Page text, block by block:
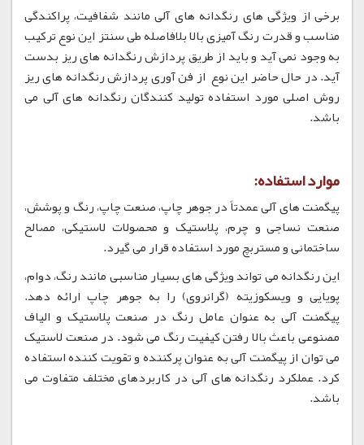
برخی از ویژگی های رنگدانه های آلی مانند شفافیت، پراکندگی
مناسب و قدرت رنگ آمیزی بالا بلافاصله طی سنتز این نوع ترکیب
به وجود نمی آید و باید از طریق پردازش رنگدانه های ریز بدست
آید. در حال حاضر این نوع از فن آوری پردازش رنگدانه های ریز
روش اصلی مورد استفاده تولید کنندگان رنگدانه های آلی می
باشد.
موارد استفاده:
پیگمنت های آلی عمدتاً در جوهر چاپ، صنعت چاپ، رنگ و پوشش،
صنعت نساجی و چرم، پلاستیک و محصولات لاستیکی، مصالح
ساختمانی و مستربچ مورد استفاده قرار می گیرد.
این رنگدانه می تواند ویژگی های بسیار مناسبی مانند رنگ، دوام،
پویایی و ویسکوزیته (گرانروی) را به جوهر چاپ ارائه دهد.
پیگمنت آلی به عنوان عامل رنگ در صنعت پلاستیک و الیاف
مصنوعی باعث بالا رفتن کیفیت رنگ می شود. در صنعت لاستیک
می توان از پیگمنت آلی به عنوان پرکننده و تقویت کننده استفاده
کرد. عملکرد رنگدانه های آلی در کاربردهای مختلف متفاوت می
باشد.